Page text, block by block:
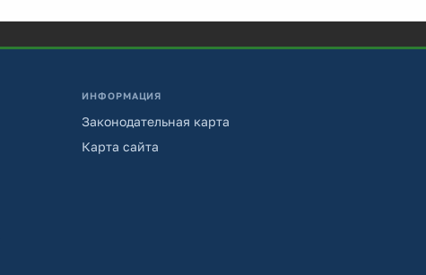
ИНФОРМАЦИЯ
Законодательная карта
Карта сайта